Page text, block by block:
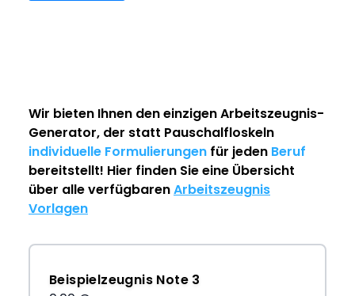
Wir bieten Ihnen den einzigenArbeitszeugnis-
Generator, der statt Pauschalfloskeln
individuelle Formulierungen für jeden Beruf
bereitstellt! Hier finden Sie eine Übersicht
über alle verfügbarenArbeitszeugnis
Vorlagen
Beispielzeugnis Note 3